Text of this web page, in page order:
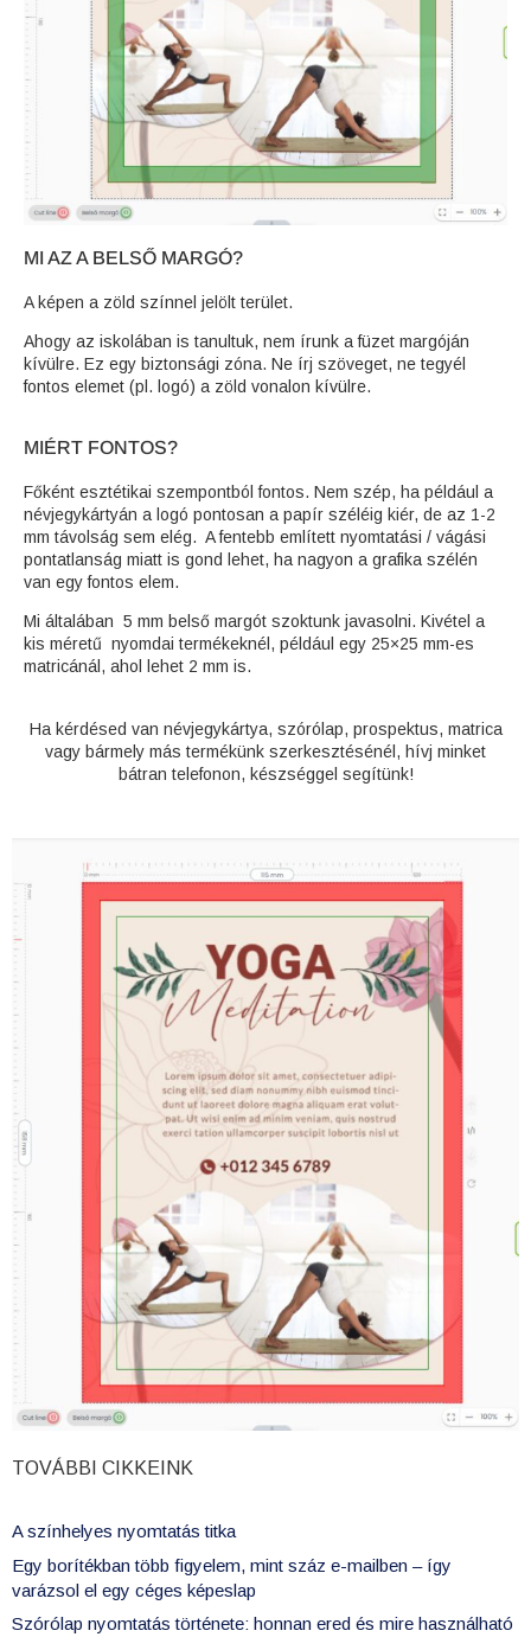
MI AZ A BELSŐ MARGÓ?
A képen a zöld színnel jelölt terület.
Ahogy az iskolában is tanultuk, nem írunk a füzet margóján
kívülre. Ez egy biztonsági zóna. Ne írj szöveget, ne tegyél
fontos elemet (pl. logó) a zöld vonalon kívülre.
MIÉRT FONTOS?
Főként esztétikai szempontból fontos. Nem szép, ha például a
névjegykártyán a logó pontosan a papír széléig kiér, de az 1-2
mm távolság sem elég. A fentebb említett nyomtatási / vágási
pontatlanság miatt is gond lehet, ha nagyon a grafika szélén
van egy fontos elem.
Mi általában 5 mm belső margót szoktunk javasolni. Kivétel a
kis méretű nyomdai termékeknél, például egy 25×25 mm-es
matricánál, ahol lehet 2 mm is.
Ha kérdésed van névjegykártya, szórólap, prospektus, matrica
vagy bármely más termékünk szerkesztésénél, hívj minket
bátran telefonon, készséggel segítünk!
TOVÁBBI CIKKEINK
A színhelyes nyomtatás titka
Egy borítékban több figyelem, mint száz e-mailben – így
varázsol el egy céges képeslap
Szórólap nyomtatás története: honnan ered és mire használható